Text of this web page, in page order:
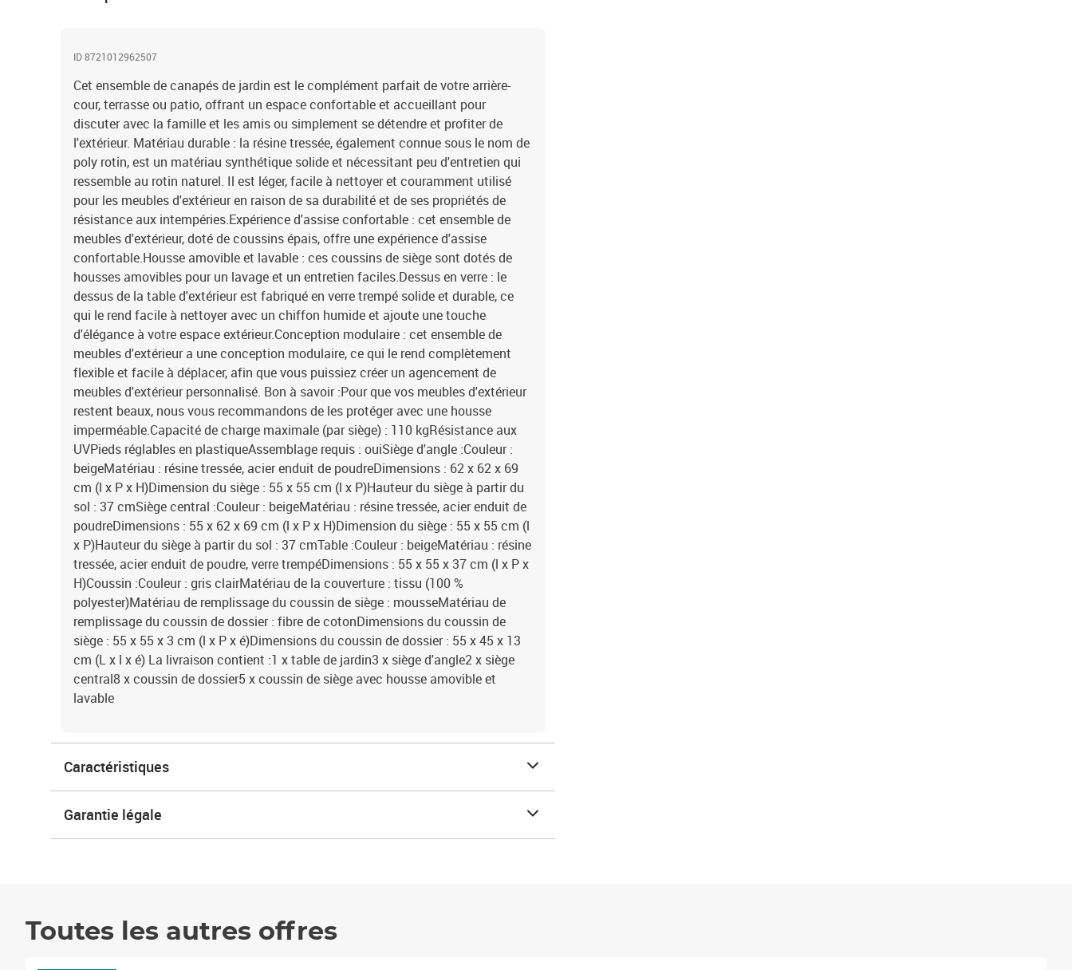
ID 8721012962507
Cet ensemble de canapés de jardin est le complément parfait de votre arrière-
cour, terrasse ou patio, offrant un espace confortable et accueillant pour
discuter avec la famille et les amis ou simplement se détendre et profiter de
l'extérieur. Matériau durable : la résine tressée, également connue sous le nom de
poly rotin, est un matériau synthétique solide et nécessitant peu d'entretien qui
ressemble au rotin naturel. Il est léger, facile à nettoyer et couramment utilisé
pour les meubles d'extérieur en raison de sa durabilité et de ses propriétés de
résistance aux intempéries.Expérience d'assise confortable : cet ensemble de
meubles d'extérieur, doté de coussins épais, offre une expérience d'assise
confortable.Housse amovible et lavable : ces coussins de siège sont dotés de
housses amovibles pour un lavage et un entretien faciles.Dessus en verre : le
dessus de la table d'extérieur est fabriqué en verre trempé solide et durable, ce
qui le rend facile à nettoyer avec un chiffon humide et ajoute une touche
d'élégance à votre espace extérieur.Conception modulaire : cet ensemble de
meubles d'extérieur a une conception modulaire, ce qui le rend complètement
flexible et facile à déplacer, afin que vous puissiez créer un agencement de
meubles d'extérieur personnalisé. Bon à savoir :Pour que vos meubles d'extérieur
restent beaux, nous vous recommandons de les protéger avec une housse
imperméable.Capacité de charge maximale (par siège) : 110 kgRésistance aux
UVPieds réglables en plastiqueAssemblage requis : ouiSiège d'angle :Couleur :
beigeMatériau : résine tressée, acier enduit de poudreDimensions : 62 x 62 x 69
cm (l x P x H)Dimension du siège : 55 x 55 cm (l x P)Hauteur du siège à partir du
sol : 37 cmSiège central :Couleur : beigeMatériau : résine tressée, acier enduit de
poudreDimensions : 55 x 62 x 69 cm (l x P x H)Dimension du siège : 55 x 55 cm (l
x P)Hauteur du siège à partir du sol : 37 cmTable :Couleur : beigeMatériau : résine
tressée, acier enduit de poudre, verre trempéDimensions : 55 x 55 x 37 cm (l x P x
H)Coussin :Couleur : gris clairMatériau de la couverture : tissu (100 %
polyester)Matériau de remplissage du coussin de siège : mousseMatériau de
remplissage du coussin de dossier : fibre de cotonDimensions du coussin de
siège : 55 x 55 x 3 cm (l x P x é)Dimensions du coussin de dossier : 55 x 45 x 13
cm (L x l x é) La livraison contient :1 x table de jardin3 x siège d'angle2 x siège
central8 x coussin de dossier5 x coussin de siège avec housse amovible et
lavable
Caractéristiques
Garantie légale
Toutes les autres offres